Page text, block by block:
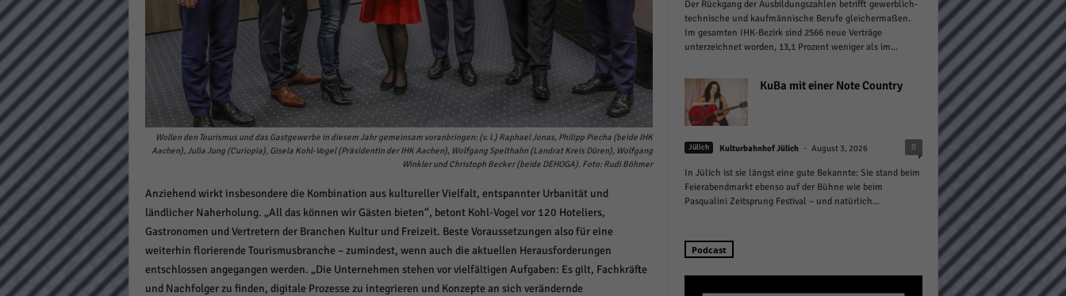
Wollen den Tourismus und das Gastgewerbe in diesem Jahr gemeinsam voranbringen: (v. l.) Raphael Jonas, Philipp Piecha (beide IHK
Aachen), Julia Jung (Curiopia), Gisela Kohl-Vogel (Präsidentin der IHK Aachen), Wolfgang Spelthahn (Landrat Kreis Düren), Wolfgang
Winkler und Christoph Becker (beide DEHOGA). Foto: Rudi Böhmer
Anziehend wirkt insbesondere die Kombination aus kultureller Vielfalt, entspannter Urbanität und
ländlicher Naherholung. „All das können wir Gästen bieten“, betont Kohl-Vogel vor 120 Hoteliers,
Gastronomen und Vertretern der Branchen Kultur und Freizeit. Beste Voraussetzungen also für eine
weiterhin florierende Tourismusbranche – zumindest, wenn auch die aktuellen Herausforderungen
entschlossen angegangen werden. „Die Unternehmen stehen vor vielfältigen Aufgaben: Es gilt, Fachkräfte
und Nachfolger zu finden, digitale Prozesse zu integrieren und Konzepte an sich verändernde
Der Rückgang der Ausbildungszahlen betrifft gewerblich-
technische und kaufmännische Berufe gleichermaßen.
Im gesamten IHK-Bezirk sind 2566 neue Verträge
unterzeichnet worden, 13,1 Prozent weniger als im...
KuBa mit einer Note Country
Jülich Kulturbahnhof Jülich - August 3, 2026 0
In Jülich ist sie längst eine gute Bekannte: Sie stand beim
Feierabendmarkt ebenso auf der Bühne wie beim
Pasqualini Zeitsprung Festival – und natürlich...
Podcast
Datenschutzeinstellungen
Essenziell (1)
Essenzielle Cookies ermöglichen grundlegende Funktionen und sind für die einwandfreie
Funktion der Website erforderlich.
Cookie-Informationen anzeigen
Statistiken (1)
Statistik Cookies erfassen Informationen anonym. Diese Informationen helfen uns zu verstehen,
wie unsere Besucher unsere Website nutzen.
Marketing (1)
Marketing-Cookies werden von Drittanbietern oder Publishern verwendet, um personalisierte
Werbung anzuzeigen. Sie tun dies, indem sie Besucher über Websites hinweg verfolgen.
Cookie-Informationen anzeigen